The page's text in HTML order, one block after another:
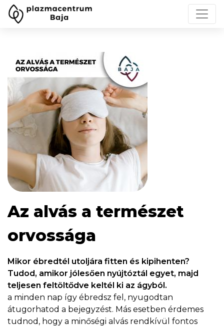
Az alvás a természet
orvossága
Mikor ébredtél utoljára fitten és kipihenten?
Tudod, amikor jólesően nyújtóztál egyet, majd
teljesen feltöltődve keltél ki az ágyból.
a minden nap így ébredsz fel, nyugodtan
átugorhatod a bejegyzést. Más esetben érdemes
tudnod, hogy a minőségi alvás rendkívül fontos